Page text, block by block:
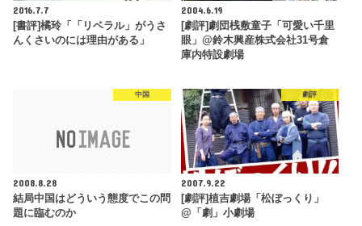
2016.7.7
[書評]橘玲「「リベラル」がうさ
んくさいのには理由がある」
2004.6.19
[劇評]劇団桟敷童子「可愛い千里
眼」@鈴木興産株式会社31号倉
庫内特設劇場
中国
2008.8.28
結局中国はどういう態度でこの問
題に臨むのか
劇評
2007.9.22
[劇評]植吉劇場「松ぼっくり」
@「劇」小劇場